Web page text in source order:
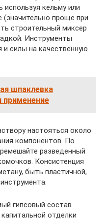
кельму или
(значительно проще при
строительный миксер
Инструменты
и силы на качественную
шпаклевка
применение
настояться около
компонентов. По
разведенный
Консистенция
быть пластичной,
гипсовый состав
отделки